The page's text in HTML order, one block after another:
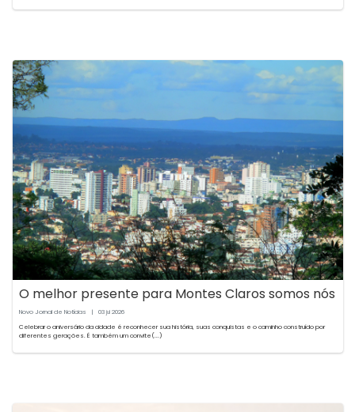
O melhor presente para Montes Claros somos nós
Novo Jornal de Notícias | 03 jul2026
Celebrar o aniversário da cidade é reconhecer sua história, suas conquistas e o caminho construído por
diferentes gerações. É também um convite(...)